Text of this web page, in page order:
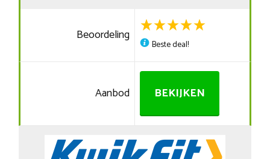
Beoordeling
Beste deal!
Aanbod BEKIJKEN